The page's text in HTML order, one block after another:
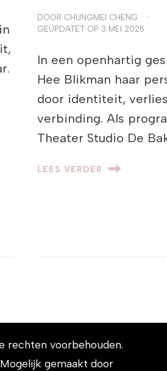
DOOR CHUNGMEI CHENG
GEÜPDATET OP3 MEI 2025
In een openhartig
Hee Blikman haar
door identiteit,
verbinding. Als
Theater Studio De
LEES VERDER
rechten voorbehouden.
gemaakt door